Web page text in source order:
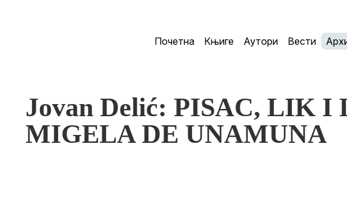
Почетна Књиге Аутори Вести
Jovan Delić: PISAC, LIK I
MIGELA DE UNAMUNA